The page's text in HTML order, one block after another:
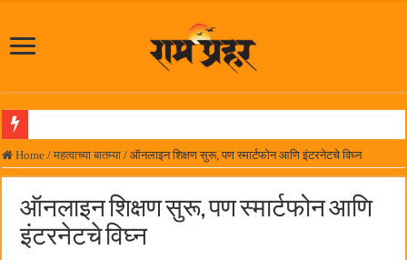
लोकनेते रामशेठ ठाकूर समाजसेवेतील हिरा -आमदार रविशेठ पाटील
पनवेलमध्ये ८ ऑगस्टला महारोजगार मेळावा
सर्वात मोठ्या दिवाळी अंक स्पर्धेचा निकाल जाहीर
Home / महत्वाच्या बातम्या / ऑनलाइन शिक्षण सुरू, पण स्मार्टफोन आणि इंटरनेटचे विघ्न
ऑनलाइन शिक्षण सुरू, पण स्मार्टफोन आणि
इंटरनेटचे विघ्न